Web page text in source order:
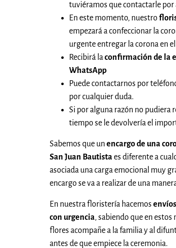
tuviéramos que contactarle
En este momento, nuestro
empezará a confeccionar la
urgente entregar la corona en
Recibirá laconfirmación de la
WhatsApp
Puede contactarnos por
por cualquier duda.
Si por alguna razón no pudiera
tiempo se le devolvería el
Sabemos que un encargo de una
San Juan Bautistaes diferente a
asociada una carga emocional muy
encargo se va a realizar de una
En nuestra floristería hacemos
con urgencia, sabiendo que en
flores acompañe a la familia y al
antes de que empiece la ceremonia.